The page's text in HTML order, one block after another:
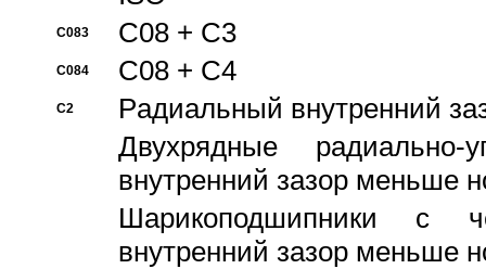
C083 C08 + C3
C084 C08 + C4
C2
Pадиальный внутренний
Двухрядные радиально-
внутренний зазор меньше
Шарикоподшипники с
внутренний зазор меньше